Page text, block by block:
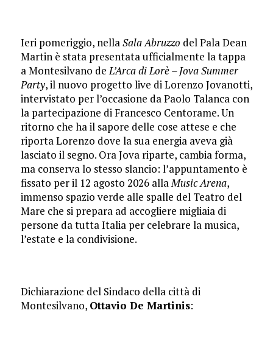
Ieri pomeriggio, nellaSala Abruzzo del Pala Dean
Martin è stata presentata ufficialmente la tappa
a Montesilvano deL’Arca di Lorè – Jova Summer
Party, il nuovo progetto live di Lorenzo Jovanotti,
intervistato per l’occasione da Paolo Talanca con
la partecipazione di Francesco Centorame. Un
ritorno che ha il sapore delle cose attese e che
riporta Lorenzo dove la sua energia aveva già
lasciato il segno. Ora Jova riparte, cambia forma,
ma conserva lo stesso slancio: l’appuntamento è
fissato per il 12 agosto 2026 allaMusic Arena,
immenso spazio verde alle spalle del Teatro del
Mare che si prepara ad accogliere migliaia di
persone da tutta Italia per celebrare la musica,
l’estate e la condivisione.
Dichiarazione del Sindaco della città di
Montesilvano, Ottavio De Martinis: